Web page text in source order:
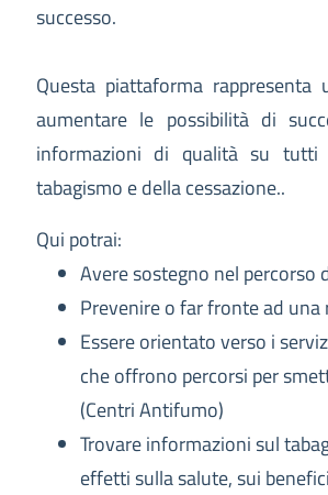
successo.
Questa piattaforma rappresenta
aumentare le possibilità di
informazioni di qualità su
tabagismo e della cessazione..
Qui potrai:
Avere sostegno nel percorso
Prevenire o far fronte ad una
Essere orientato verso i
che offrono percorsi per
(Centri Antifumo)
Trovare informazioni sul
effetti sulla salute, sui